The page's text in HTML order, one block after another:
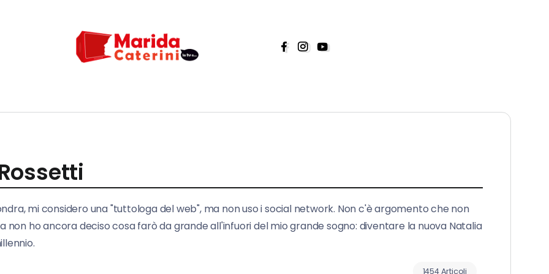
mi considero una "tuttologa del web", ma non uso i social network. Non c'è argomento che non
non ho ancora deciso cosa farò da grande all'infuori del mio grande sogno: diventare la nuova Natalia
1454 Articoli